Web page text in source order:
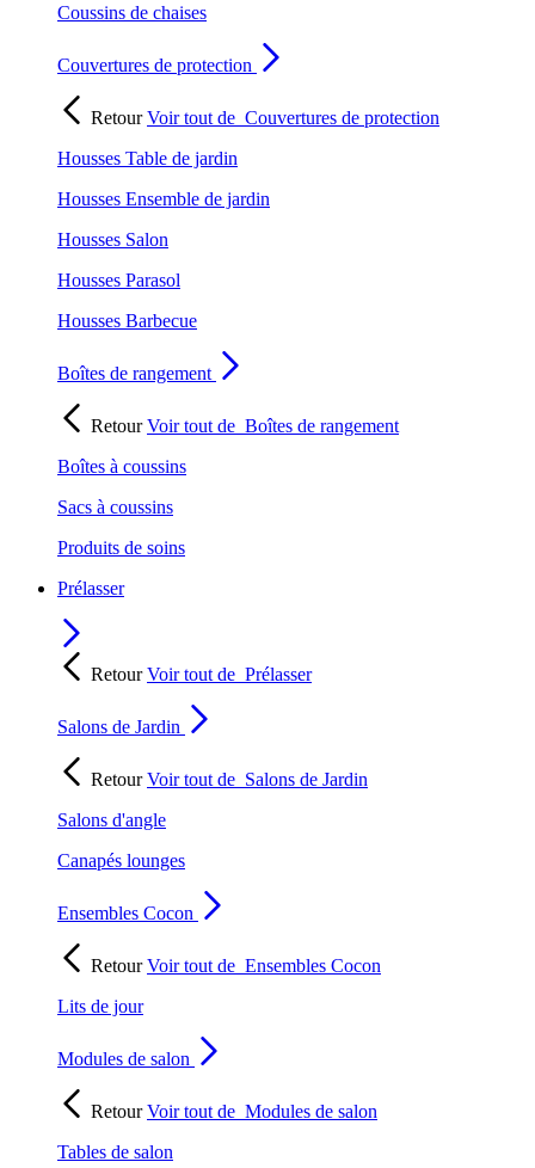
Coussins de chaises
Couvertures de protection
RetourVoir tout de Couvertures de protection
Housses Table de jardin
Housses Ensemble de jardin
Housses Salon
Housses Parasol
Housses Barbecue
Boîtes de rangement
RetourVoir tout de Boîtes de rangement
Boîtes à coussins
Sacs à coussins
Produits de soins
Prélasser
RetourVoir tout de Prélasser
Salons de Jardin
RetourVoir tout de Salons de Jardin
Salons d'angle
Canapés lounges
Ensembles Cocon
RetourVoir tout de Ensembles Cocon
Lits de jour
Modules de salon
RetourVoir tout de Modules de salon
Tables de salon